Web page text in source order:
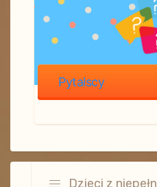
Pytalscy
Dzieci z